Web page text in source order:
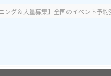
ング＆大量募集】全国のイベント予